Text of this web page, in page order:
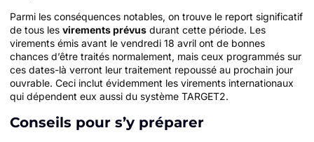
Parmi les conséquences notables, on trouve le report significatif
de tous les virements prévus durant cette période. Les
virements émis avant le vendredi 18 avril ont de bonnes
chances d’être traités normalement, mais ceux programmés sur
ces dates-là verront leur traitement repoussé au prochain jour
ouvrable. Ceci inclut évidemment les virements internationaux
qui dépendent eux aussi du système TARGET2.
Conseils pour s’y préparer